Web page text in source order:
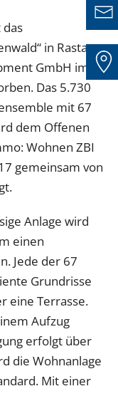
das
in Rastatt
GmbH im
Das 5.730
mit 67
dem Offenen
Wohnen ZBI
gemeinsam von
Anlage wird
einen
Jede der 67
Grundrisse
eine Terrasse.
Aufzug
erfolgt über
die Wohnanlage
Mit einer